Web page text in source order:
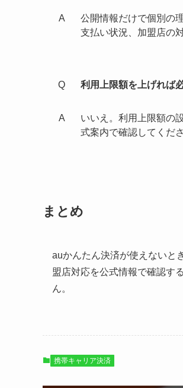
公開情報だけで個別の
支払い状況、加盟店の
利用上限額を上げれば
いいえ。利用上限額の
式案内で確認してくださ
まとめ
auかんたん決済が使えないと
盟店対応を公式情報で確認す
ん。
携帯キャリア決済